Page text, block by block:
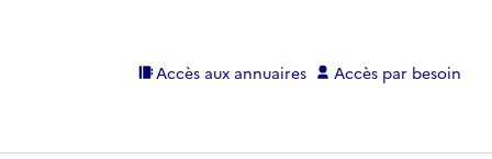
Accès aux annuaires Accès par besoin